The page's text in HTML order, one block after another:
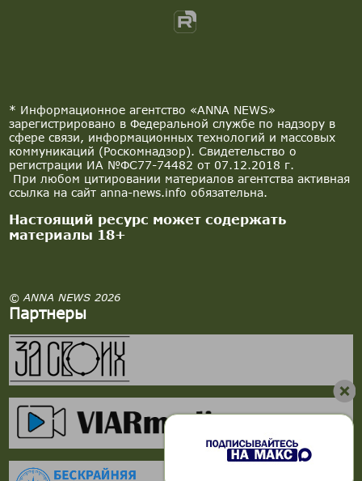
* Информационное агентство «ANNA NEWS»
зарегистрировано в Федеральной службе по надзору в
сфере связи, информационных технологий и массовых
коммуникаций (Роскомнадзор). Свидетельство о
регистрации ИА №ФС77-74482 от 07.12.2018 г.
При любом цитировании материалов агентства активная
ссылка на сайт anna-news.info обязательна.
Настоящий ресурс может содержать
материалы 18+
© ANNA NEWS 2026
Партнеры